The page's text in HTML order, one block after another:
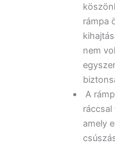
rámpa
nem
A
ráccsal
amely